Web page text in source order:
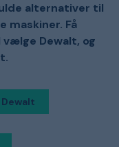
alternativer til
maskiner. Få
Dewalt, og